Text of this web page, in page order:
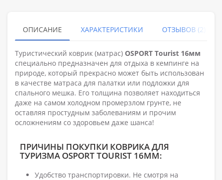
ОПИСАНИЕ ХАРАКТЕРИСТИКИ ОТЗЫВОВ (2)
Туристический коврик (матрас) OSPORT Tourist 16мм
специально предназначен для отдыха в кемпинге на
природе, который прекрасно может быть использован
в качестве матраса для палатки или подложки для
спального мешка. Его толщина позволяет находиться
даже на самом холодном промерзлом грунте, не
оставляя простудным заболеваниям и прочим
осложнениям со здоровьем даже шанса!
ПРИЧИНЫ ПОКУПКИ КОВРИКА ДЛЯ
ТУРИЗМА OSPORT TOURIST 16ММ:
Удобство транспортировки. Не смотря на